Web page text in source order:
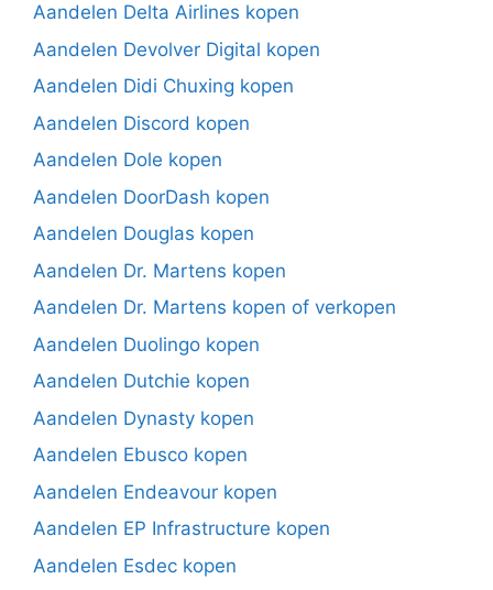
Aandelen Delta Airlines kopen
Aandelen Devolver Digital kopen
Aandelen Didi Chuxing kopen
Aandelen Discord kopen
Aandelen Dole kopen
Aandelen DoorDash kopen
Aandelen Douglas kopen
Aandelen Dr. Martens kopen
Aandelen Dr. Martens kopen of verkopen
Aandelen Duolingo kopen
Aandelen Dutchie kopen
Aandelen Dynasty kopen
Aandelen Ebusco kopen
Aandelen Endeavour kopen
Aandelen EP Infrastructure kopen
Aandelen Esdec kopen